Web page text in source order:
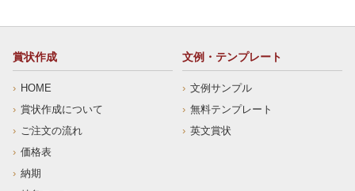
賞状作成
HOME
賞状作成について
ご注文の流れ
価格表
納期
文例・テンプレート
文例サンプル
無料テンプレート
英文賞状